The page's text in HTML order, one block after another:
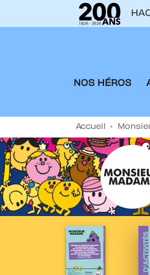
MENU
NOS HÉROS
Accueil •